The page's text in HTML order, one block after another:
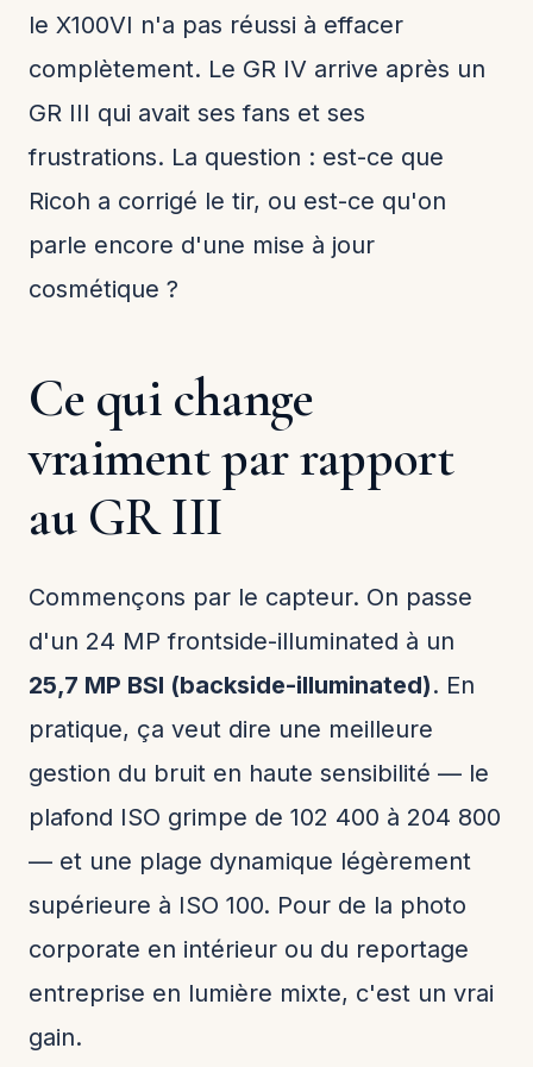
le X100VI n'a pas réussi à effacer
complètement. Le GR IV arrive après un
GR III qui avait ses fans et ses
frustrations. La question : est-ce que
Ricoh a corrigé le tir, ou est-ce qu'on
parle encore d'une mise à jour
cosmétique ?
Ce qui change
vraiment par rapport
au GR III
Commençons par le capteur. On passe
d'un 24 MP frontside-illuminated à un
25,7 MP BSI (backside-illuminated). En
pratique, ça veut dire une meilleure
gestion du bruit en haute sensibilité — le
plafond ISO grimpe de 102 400 à 204 800
— et une plage dynamique légèrement
supérieure à ISO 100. Pour de la photo
corporate en intérieur ou du reportage
entreprise en lumière mixte, c'est un vrai
gain.